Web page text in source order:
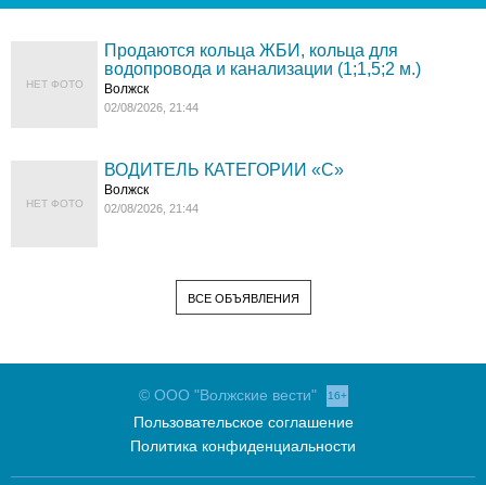
НЕТ ФОТО
Продаются кольца ЖБИ, кольца для
водопровода и канализации (1;1,5;2 м.)
Волжск
02/08/2026, 21:44
НЕТ ФОТО
ВОДИТЕЛЬ КАТЕГОРИИ «C»
Волжск
02/08/2026, 21:44
ВСЕ ОБЪЯВЛЕНИЯ
© ООО "Волжские вести" 16+
Пользовательское соглашение
Политика конфиденциальности